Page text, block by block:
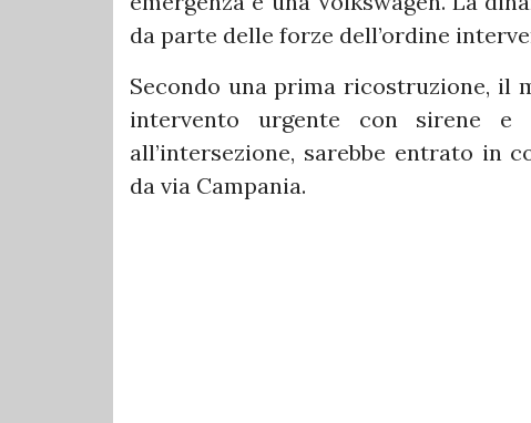
da parte delle forze dell’ordine
Secondo una prima ricostruzione, il
intervento urgente con sirene e
all’intersezione, sarebbe entrato in
da via Campania.